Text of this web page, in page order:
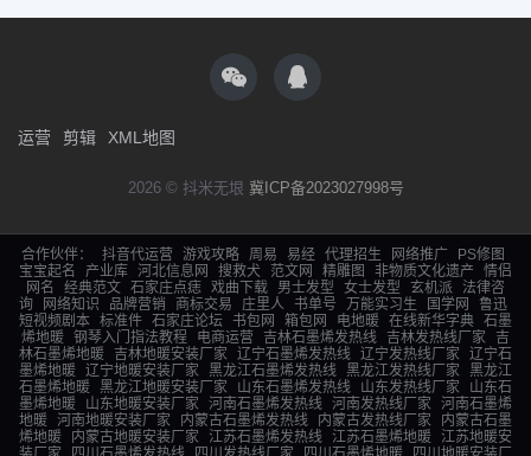
运营 剪辑 XML地图
2026 © 抖米无垠 冀ICP备2023027998号
合作伙伴： 抖音代运营 游戏攻略 周易 易经 代理招生 网络推广
PS修图
宝宝起名
产业库 河北信息网 搜救犬 范文网 精雕图 非物质文化遗产
情侣
网名
经典范文 石家庄点痣 戏曲下载 男士发型 女士发型 玄机派
法律咨
询
网络知识 品牌营销 商标交易 庄里人 书单号 万能实习生 国学网
鲁迅
短视频剧本 标准件 石家庄论坛 书包网 箱包网 电地暖 在线新华字典 石墨
烯地暖 钢琴入门指法教程 电商运营 吉林石墨烯发热线 吉林发热线厂家
吉
林石墨烯地暖
吉林地暖安装厂家 辽宁石墨烯发热线 辽宁发热线厂家
辽宁石
墨烯地暖 辽宁地暖安装厂家 黑龙江石墨烯发热线 黑龙江发热线厂家
黑龙江
石墨烯地暖 黑龙江地暖安装厂家 山东石墨烯发热线 山东发热线厂家
山东石
墨烯地暖
山东地暖安装厂家 河南石墨烯发热线 河南发热线厂家
河南石墨烯
地暖 河南地暖安装厂家 内蒙古石墨烯发热线 内蒙古发热线厂家
内蒙古石墨
烯地暖
内蒙古地暖安装厂家 江苏石墨烯发热线 江苏石墨烯地暖
江苏地暖安